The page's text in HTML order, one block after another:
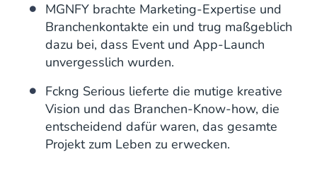
MGNFY brachte Marketing-Expertise und
Branchenkontakte ein und trug maßgeblich
dazu bei, dass Event und App-Launch
unvergesslich wurden.
Fckng Serious lieferte die mutige kreative
Vision und das Branchen-Know-how, die
entscheidend dafür waren, das gesamte
Projekt zum Leben zu erwecken.